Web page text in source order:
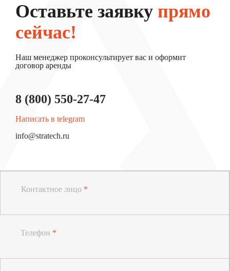
Оставьте заявку прямо
сейчас!
Наш менеджер проконсультирует вас и оформит
договор аренды
8 (800) 550-27-47
Написать в telegram
info@stratech.ru
Контактное лицо *
Телефон *